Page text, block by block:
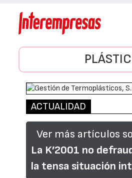
ACTUALIDAD
Ver más artículos
La K’2001 no
la tensa situación